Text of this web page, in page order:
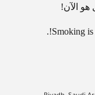
هو الآن!
Smoking is